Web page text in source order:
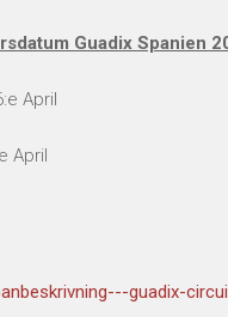
Guadix Spanien
April
April
guadix-